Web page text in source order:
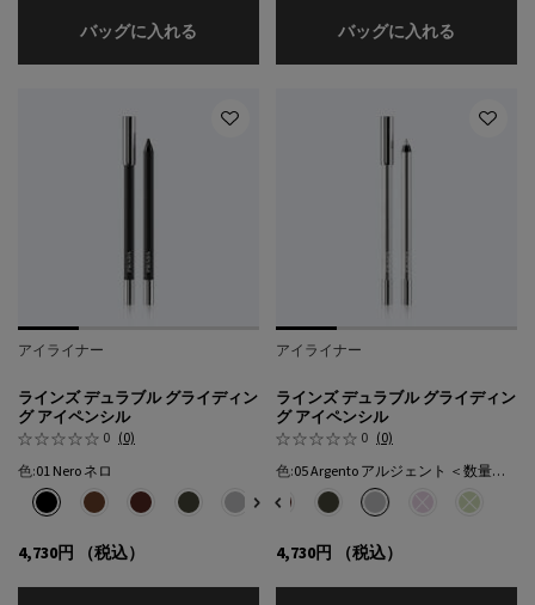
バッグに入れる ダイメンションズ マルチエフェクト アイ
バッグに入れる
アイライナー
ラインズ デュラブル グライディン
グ アイペンシル
0 (0)
色:01 Nero ネロ
色を選択してください
{1} の場合
選択済み
01 Nero ネロ のカラー ラインズ デュラブル グライディング アイペンシル、1/7
選択済み
02 Wood ウッド のカラー ラインズ デュラブル グライディング アイペ
選択済み
03 Mahogany マホガニー のカラー ラインズ デュラブル グラ
選択済み
04 Ember アンバー のカラー ラインズ デュラブル グラ
選択済み
05 Argento アルジェント ＜数量限定＞ のカラ
選択済み
商品バリエーションは在庫切れです, 06
選択済み
商品バリエーションは在庫切れ
4,730円 （税込）
アイライナー
ラインズ デュラブル グライディン
グ アイペンシル
0 (0)
色:
05 Argento アルジェント ＜数量限定＞
色を選択してください
{1} の場合
選択済み
01 Nero ネロ のカラー ラインズ デュラブル グライディ
選択済み
02 Wood ウッド のカラー ラインズ デュラブル
選択済み
03 Mahogany マホガニー のカラー ライ
選択済み
04 Ember アンバー のカラー ラ
選択済み
05 Argento アルジェント
選択済み
商品バリエーシ
選択済み
商品バリエ
4,730円 （税込）